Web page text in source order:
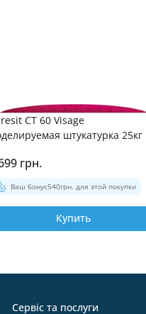
CT 60 Visage
штукатурка 25кг
грн.
Ваш бонус540грн. для этой покупки
Купить
Сервіс та послуги